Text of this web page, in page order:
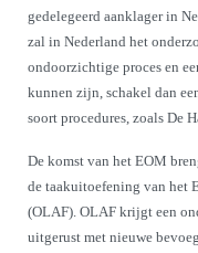
gedelegeerd aanklager in
zal in Nederland het
ondoorzichtige proces en
kunnen zijn, schakel dan
soort procedures, zoals De
De komst van het EOM
de taakuitoefening van het
(OLAF). OLAF krijgt een
uitgerust met nieuwe